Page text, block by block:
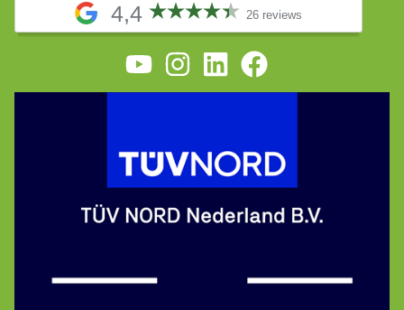
4,4 26 reviews